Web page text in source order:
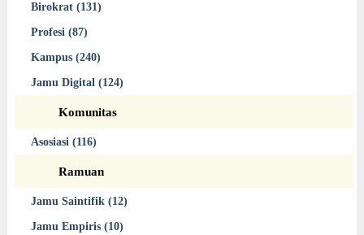
Birokrat (131)
Profesi (87)
Kampus (240)
Jamu Digital (124)
Komunitas
Asosiasi (116)
Ramuan
Jamu Saintifik (12)
Jamu Empiris (10)